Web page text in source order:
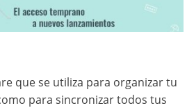
que se utiliza para organizar tu
para sincronizar todos tus